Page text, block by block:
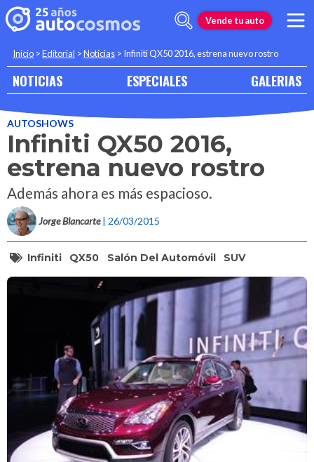
Vende tu auto
Inicio >Editorial >Noticias > Infiniti QX50 2016, estrena nuevo rostro
NOTICIAS ESPECIALES GALERIAS
AUTOSHOWS
Infiniti QX50 2016,
estrena nuevo rostro
Además ahora es más espacioso.
Jorge Blancarte | 26/03/2015
Infiniti QX50 Salón Del Automóvil SUV